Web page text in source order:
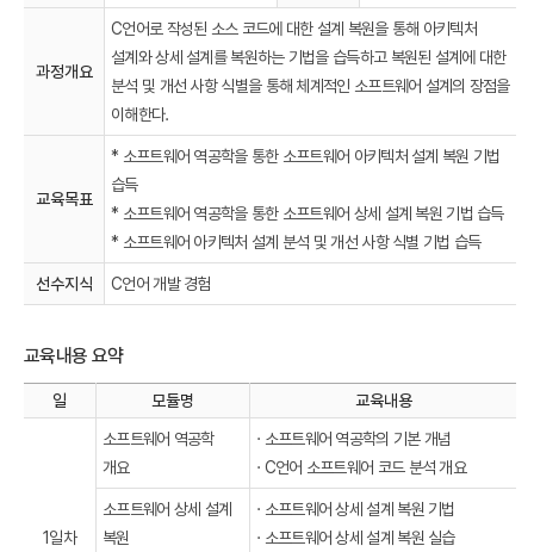
과정개요
C언어로 작성된 소스 코드에 대한 설계 복원을 통해 아키텍처
설계와 상세 설계를 복원하는 기법을 습득하고 복원된 설계에 대한
분석 및 개선 사항 식별을 통해 체계적인 소프트웨어 설계의 장점을
이해한다.
교육목표
* 소프트웨어 역공학을 통한 소프트웨어 아키텍처 설계 복원 기법
습득
* 소프트웨어 역공학을 통한 소프트웨어 상세 설계 복원 기법 습득
* 소프트웨어 아키텍처 설계 분석 및 개선 사항 식별 기법 습득
선수지식 C언어 개발 경험
교육내용 요약
일 모듈명 교육내용
1일차
소프트웨어 역공학
개요
· 소프트웨어 역공학의 기본 개념
· C언어 소프트웨어 코드 분석 개요
소프트웨어 상세 설계
복원
· 소프트웨어 상세 설계 복원 기법
· 소프트웨어 상세 설계 복원 실습